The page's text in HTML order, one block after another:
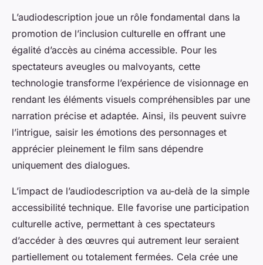
L’audiodescription joue un rôle fondamental dans la
promotion de l’inclusion culturelle en offrant une
égalité d’accès au cinéma accessible. Pour les
spectateurs aveugles ou malvoyants, cette
technologie transforme l’expérience de visionnage en
rendant les éléments visuels compréhensibles par une
narration précise et adaptée. Ainsi, ils peuvent suivre
l’intrigue, saisir les émotions des personnages et
apprécier pleinement le film sans dépendre
uniquement des dialogues.
L’impact de l’audiodescription va au-delà de la simple
accessibilité technique. Elle favorise une participation
culturelle active, permettant à ces spectateurs
d’accéder à des œuvres qui autrement leur seraient
partiellement ou totalement fermées. Cela crée une